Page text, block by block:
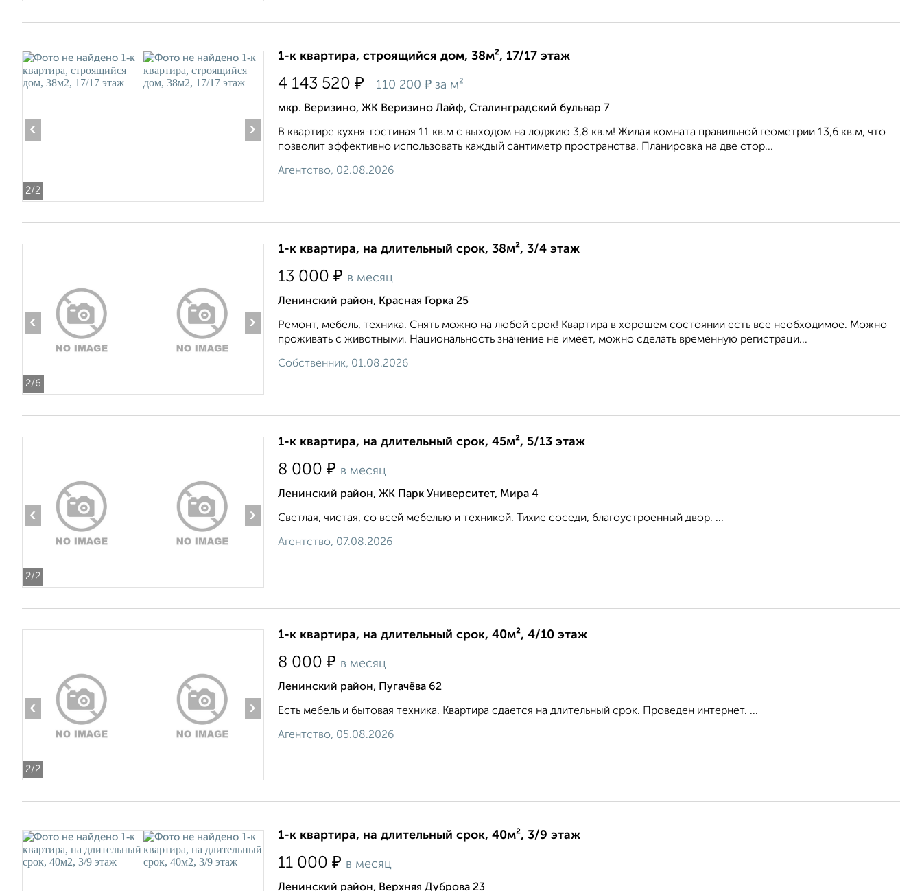
2/2
‹ ›
1-к квартира, строящийся дом, 38м², 17/17 этаж
4 143 520 ₽ 110 200 ₽ за м²
мкр. Веризино, ЖК Веризино Лайф, Сталинградский бульвар 7
В квартире кухня-гостиная 11 кв.м с выходом на лоджию 3,8 кв.м! Жилая комната правильной геометрии 13,6 кв.м, что
позволит эффективно использовать каждый сантиметр пространства. Планировка на две стор...
Агентство, 02.08.2026
2/6
‹ ›
1-к квартира, на длительный срок, 38м², 3/4 этаж
13 000 ₽ в месяц
Ленинский район, Красная Горка 25
Ремонт, мебель, техника. Снять можно на любой срок! Квартира в хорошем состоянии есть все необходимое. Можно
проживать с животными. Национальность значение не имеет, можно сделать временную регистраци...
Собственник, 01.08.2026
2/2
‹ ›
1-к квартира, на длительный срок, 45м², 5/13 этаж
8 000 ₽ в месяц
Ленинский район, ЖК Парк Университет, Мира 4
Светлая, чистая, со всей мебелью и техникой. Тихие соседи, благоустроенный двор. ...
Агентство, 07.08.2026
2/2
‹ ›
1-к квартира, на длительный срок, 40м², 4/10 этаж
8 000 ₽ в месяц
Ленинский район, Пугачёва 62
Есть мебель и бытовая техника. Квартира сдается на длительный срок. Проведен интернет. ...
Агентство, 05.08.2026
1-к квартира, на длительный срок, 40м², 3/9 этаж
11 000 ₽ в месяц
Ленинский район, Верхняя Дуброва 23